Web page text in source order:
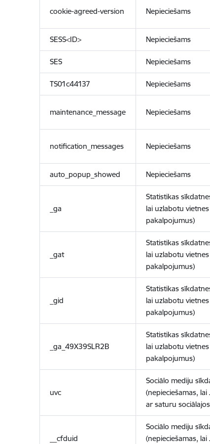
cookie-agreed-version Nepieciešams
SESS<ID> Nepieciešams
SES Nepieciešams
TS01c44137 Nepieciešams
maintenance_message Nepieciešams
notification_messages Nepieciešams
auto_popup_showed Nepieciešams
_ga
Statistikas
lai uzlabotu
pakalpojumus)
_gat
Statistikas
lai uzlabotu
pakalpojumus)
_gid
Statistikas
lai uzlabotu
pakalpojumus)
_ga_49X39SLR2B
Statistikas
lai uzlabotu
pakalpojumus)
uvc
Sociālo mediju
(nepieciešamas,
ar saturu
__cfduid
Sociālo mediju
(nepieciešamas,